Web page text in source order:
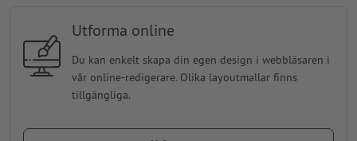
Utforma online
Du kan enkelt skapa din egen design i webbläsaren i
vår online-redigerare. Olika layoutmallar finns
tillgängliga.